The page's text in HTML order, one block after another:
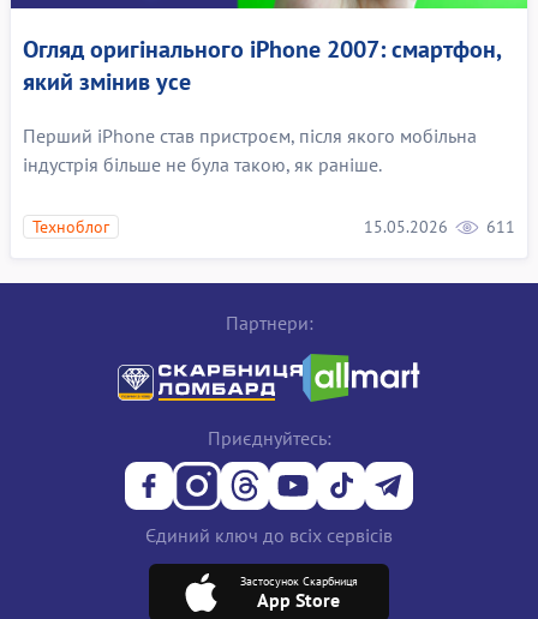
Огляд оригінального iPhone 2007: смартфон,
який змінив усе
Перший iPhone став пристроєм, після якого мобільна
індустрія більше не була такою, як раніше.
Техноблог 15.05.2026 611
Партнери:
Приєднуйтесь:
Єдиний ключ до всіх сервісів
Застосунок Скарбниця
App Store